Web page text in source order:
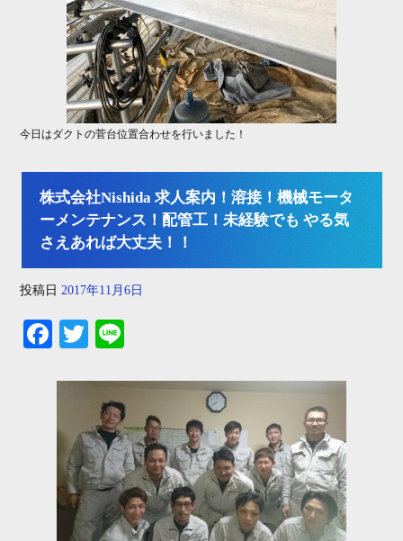
今日はダクトの菅台位置合わせを行いました！
株式会社Nishida 求人案内！溶接！機械モータ
ーメンテナンス！配管工！未経験でも やる気
さえあれば大丈夫！！
投稿日 2017年11月6日
Fa
bo
T
tte
r